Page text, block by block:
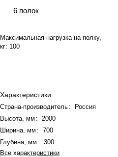
6 полок
Максимальная нагрузка на полку,
кг: 100
Характеристики
Страна-производитель :
Россия
Высота, мм : 2000
Ширина, мм : 700
Глубина, мм : 300
Все характеристики